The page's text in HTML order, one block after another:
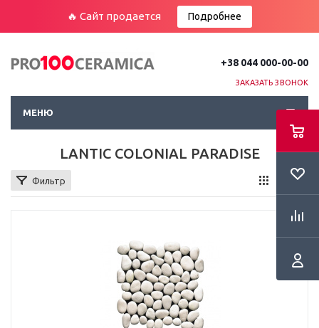
🔥 Сайт продается Подробнее
+38 044 000-00-00
ЗАКАЗАТЬ ЗВОНОК
МЕНЮ
LANTIC COLONIAL PARADISE
Фильтр